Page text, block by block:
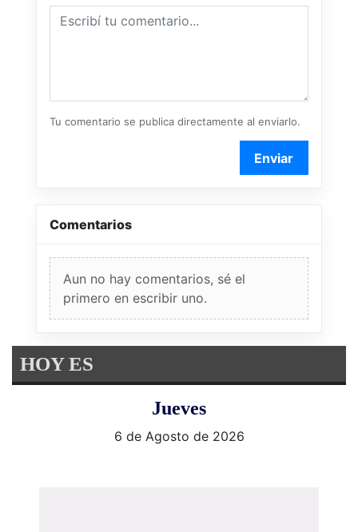
Tu comentario se publica directamente al enviarlo.
Enviar
Comentarios
Aun no hay comentarios, sé el
primero en escribir uno.
HOY ES
Jueves
6 de Agosto de 2026